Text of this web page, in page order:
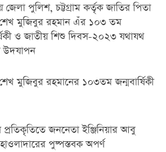
জেলা পুলিশ, চট্টগ্রাম কর্তৃক জাতির পিতা
শেখ মুজিবুর রহমান এঁর ১০৩ তম
ও জাতীয় শিশু দিবস-২০২৩ যথাযথ
উদযাপন
শেখ মুজিবুর রহমানের ১০৩তম জন্মবার্ষিকী
প্রতিকৃতিতে জননেতা ইঞ্জিনিয়ার আবু
পুষ্পস্তবক অপর্ণ